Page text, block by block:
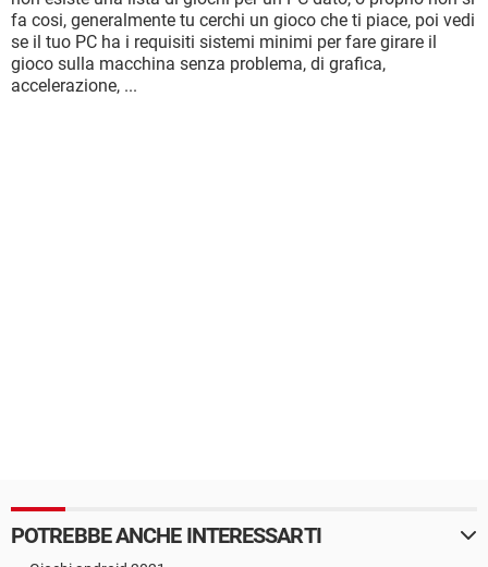
fa cosi, generalmente tu cerchi un gioco che ti piace, poi vedi
se il tuo PC ha i requisiti sistemi minimi per fare girare il
gioco sulla macchina senza problema, di grafica,
accelerazione, ...
POTREBBE ANCHE INTERESSARTI